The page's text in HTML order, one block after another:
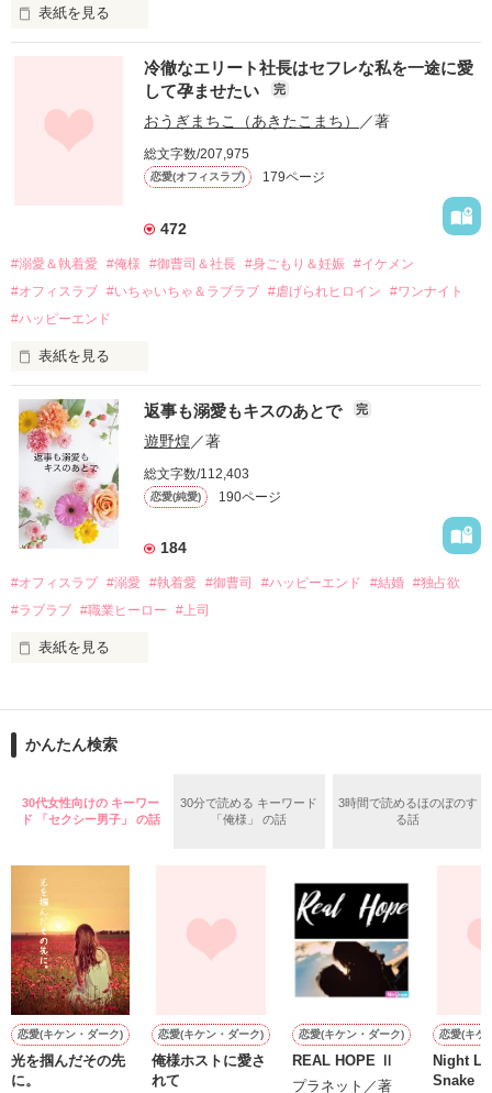
表紙を見る
幼なじみの哲平に淡い恋心を抱いていた美桜。
しかし、ある出来事をきっかけに二人の関係は壊れてしまう。
関係修復もできないまま、美桜は両親の離婚によって
引っ越すことになり、哲平とも離れ離れになった。
それから約十二年後。
過去の傷から、二度と会いたくないと思っていた哲平に
運命のような再会を果たす。
酔った勢いで一夜を共にしてしまった。
さらに、美桜が初めてだと知った哲平は
『責任をとる、結婚しよう』と真っ直ぐに告げてきた。
戸惑う美桜とは裏腹に、好きという気持ちを隠すことなく
甘やかしてくる。
そんなある日、哲平は美桜がストーカー被害に
遭っていることを知る。
美桜を守るため、哲平は同居を提案してきて――。
夏木美桜(なつきみお)
鳴海哲平 (なるみてっぺい)
2026.6.5～2026.7.25
＊以前、公開していた話の改稿版です＊
作品を読む
冷徹なエリート社長はセフレな私を一途に愛
して孕ませたい
完
おうぎまちこ（あきたこまち） ／著
総文字数/207,975
恋愛(オフィスラブ) 179ページ
472
#溺愛＆執着愛 #俺様 #御曹司＆社長 #身ごもり＆妊娠 #イケメン
#オフィスラブ #いちゃいちゃ＆ラブラブ #虐げられヒロイン
#ワンナイト
#ハッピーエンド
表紙を見る
おかしな噂を流されて前の職場でうまくいかなかった梅田美
桜は、海外で傷心旅行をしていたところ、日本人美青年と出会
い、酒の勢いもあり一夜限りの関係となる。
帰国後、美桜は新しい職場でワンナイトした美青年と再会。
なんと彼の正体は、とある財閥御曹司にも関わらず、一族を離
れて起業した新進気鋭の実業家、社内でも冷徹だと評判な社長
――御影恭司その人だったのだ――！
なぜか恭司から飼い猫の世話係を命じられた美桜は、猫の世
の関係となってしまい――？
返事も溺愛もキスのあとで 完
遊野煌 ／著
総文字数/112,403
恋愛(純愛) 190ページ
184
#オフィスラブ #溺愛 #執着愛 #御曹司 #ハッピーエンド #結婚 #独占欲
#ラブラブ #職業ヒーロー #上司
表紙を見る
ションの企画戦略室で働いている。
めた、同期で恋人の石垣守（26）がいるのだが、後輩の姫原由
いた。
守と由羅から『便利屋雛子』と馬鹿にされ、一人こっそり泣い
た上、同居まで提案してきて──？
鷹哉『宜しくな、俺の雛子』🦅
雛子『俺の……ひぃ、雛子？！！！』🐥
シゴデキで冷徹な上司が見せる素顔は、なぜか想像以上に甘く
て……🐥💓🦅
※表紙も作中使用の画像も全てフリー素材です。
※執筆期間2026.6.3〜7.20完結です。
かんたん検索
30代女性向けの キーワー
ド 「セクシー男子」 の話
30分で読める キーワード
「俺様」 の話
3時間で読めるほのぼのす
る話
恋愛(キケン・ダーク)
光を掴んだその先
に。
恋愛(キケン・ダーク)
俺様ホストに愛さ
れて
恋愛(キケン・ダーク)
REAL HOPE Ⅱ
プラネット／著
恋愛(キケ
Night
Snake